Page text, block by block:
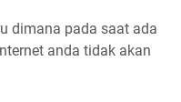
dimana pada saat ada
anda tidak akan